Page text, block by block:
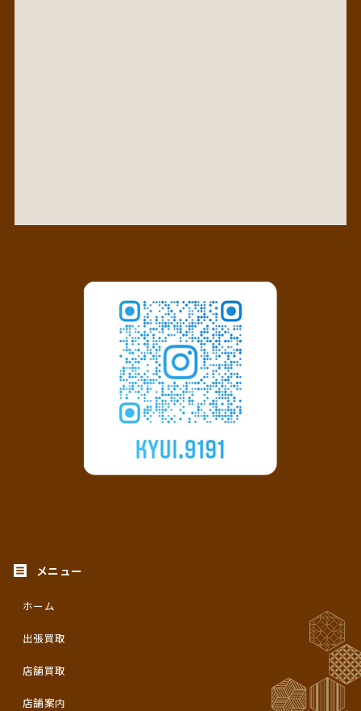
ホーム
出張買取
店舗買取
店舗案内